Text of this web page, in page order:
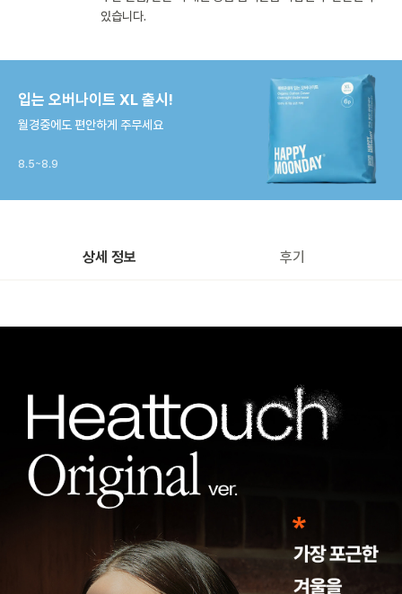
있습니다.
입는 오버나이트 XL 출시!
월경중에도 편안하게 주무세요
8.5~8.9
상세 정보 후기